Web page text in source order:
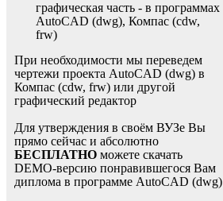
графическая часть - в программах
AutoCAD (dwg), Компас (cdw,
frw)
При необходимости мы переведем
чертежи проекта AutoCAD (dwg) в
Компас (cdw, frw) или другой
графический редактор
Для утверждения в своём ВУЗе Вы
прямо сейчас и абсолютно
БЕСПЛАТНО можете скачать
DEMO-версию понравившегося Вам
диплома в программе AutoCAD (dwg)